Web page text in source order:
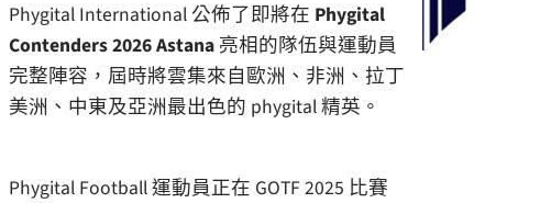
Phygital International 公佈了即將在 Phygital
Contenders 2026 Astana 亮相的隊伍與運動員
完整陣容，屆時將雲集來自歐洲、非洲、拉丁
美洲、中東及亞洲最出色的 phygital 精英。
Phygital Football 運動員正在 GOTF 2025 比賽